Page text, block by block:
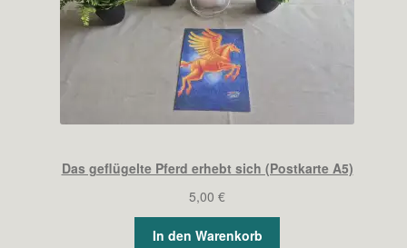
Das geflügelte Pferd erhebt sich (Postkarte A5)
5,00 €
In den Warenkorb